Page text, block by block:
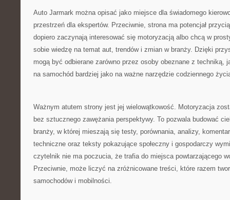
Auto Jarmark można opisać jako miejsce dla świadomego
przestrzeń dla ekspertów. Przeciwnie, strona ma potencjał
dopiero zaczynają interesować się motoryzacją albo chcą w
sobie wiedzę na temat aut, trendów i zmian w branży. Dzięki
mogą być odbierane zarówno przez osoby obeznane z techniką,
na samochód bardziej jako na ważne narzędzie codziennego
Ważnym atutem strony jest jej wielowątkowość. Motoryzacja
bez sztucznego zawężania perspektywy. To pozwala budować
branży, w której mieszają się testy, porównania, analizy,
techniczne oraz teksty pokazujące społeczny i gospodarczy
czytelnik nie ma poczucia, że trafia do miejsca powtarzającego
Przeciwnie, może liczyć na zróżnicowane treści, które razem
samochodów i mobilności.